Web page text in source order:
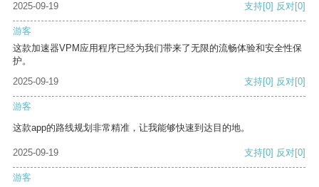
2025-09-19
支持[0] 反对[0]
游客
这款加速器VPM应用程序已经为我们带来了无限的流畅体验和安全性保
护。
2025-09-19
支持[0] 反对[0]
游客
这款app的路线规划非常精准，让我能够快速到达目的地。
2025-09-19 支持[0] 反对[0]
游客